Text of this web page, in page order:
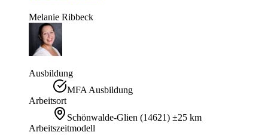
Melanie Ribbeck
Ausbildung
MFA Ausbildung
Arbeitsort
Schönwalde-Glien (14621) ±25 km
Arbeitszeitmodell